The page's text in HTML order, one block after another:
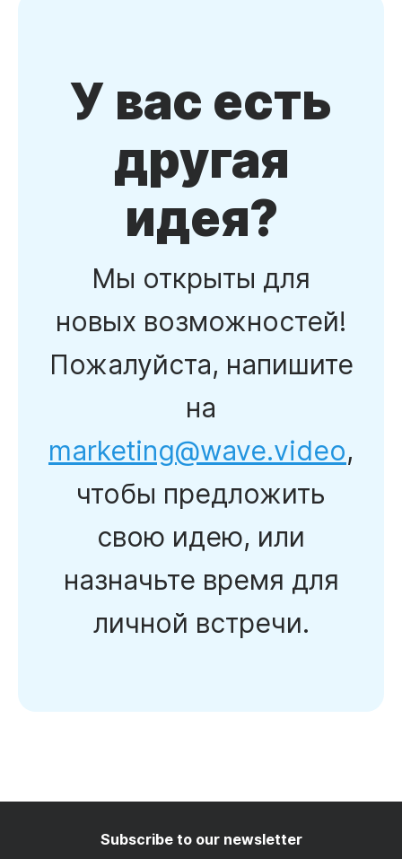
У вас есть
другая
идея?
Мы открыты для
новых возможностей!
Пожалуйста, напишите
на
marketing@wave.video,
чтобы предложить
свою идею, или
назначьте время для
личной встречи.
Subscribe to our newsletter